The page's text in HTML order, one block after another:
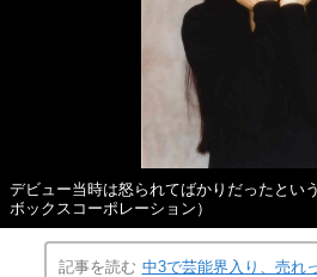
デビュー当時は怒られてばかりだったとい
ボックスコーポレーション）
記事を読む 中3で芸能界入り、売れ